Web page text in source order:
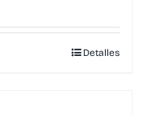
Detalles